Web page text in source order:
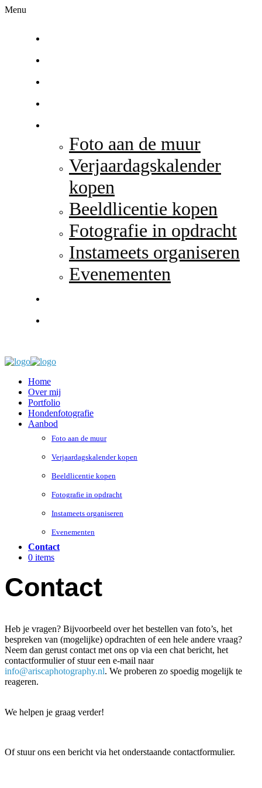
Menu
Foto aan de muur
Verjaardagskalender
kopen
Beeldlicentie kopen
Fotografie in opdracht
Instameets organiseren
Evenementen
Home
Over mij
Portfolio
Hondenfotografie
Aanbod
Foto aan de muur
Verjaardagskalender kopen
Beeldlicentie kopen
Fotografie in opdracht
Instameets organiseren
Evenementen
Contact
0 items
Contact
Heb je vragen? Bijvoorbeeld over het bestellen van foto’s, het
bespreken van (mogelijke) opdrachten of een hele andere vraag?
Neem dan gerust contact met ons op via een chat bericht, het
contactformulier of stuur een e-mail naar
info@ariscaphotography.nl. We proberen zo spoedig mogelijk te
reageren.
We helpen je graag verder!
Of stuur ons een bericht via het onderstaande contactformulier.